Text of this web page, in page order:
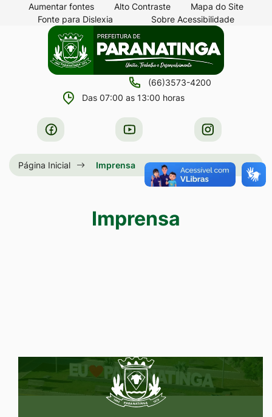
Seção
atalhos
acessibilidade
para
conteúdo
para
menu
[alt+2]
[alt+4]
Aumentar fontes Alto Contraste
Mapa do Site
Fonte para Dislexia
Sobre Acessibilidade
Seção
menu
principal
principal
(66)3573-4200
Das 07:00 as 13:00 horas
Acessar
a
Rede
Acessar
a
Rede
Social
Acessar
a
Rede
Social
Página Inicial Imprensa
Imprensa
Seção do Rodapé e Ouvidoria/